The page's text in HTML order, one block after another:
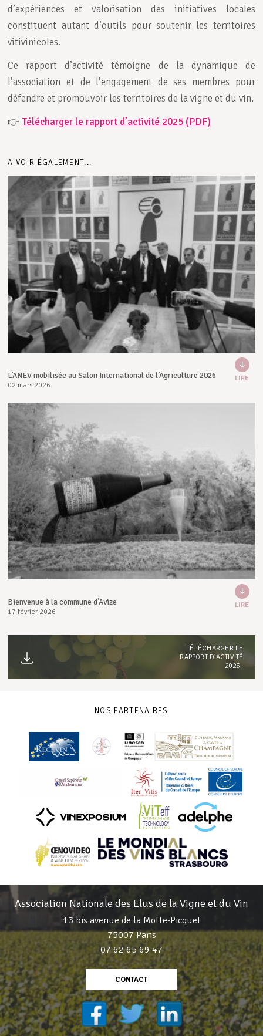
d’expériences et valorisation des initiatives locales
constituent autant d’outils pour soutenir les territoires
vitivinicoles.
Ce rapport d’activité témoigne de la dynamique de
l’association et de l’engagement de ses membres pour
défendre et promouvoir les territoires de la vigne et du vin.
👉Télécharger le rapport d’activité 2025 (PDF)
A VOIR ÉGALEMENT...
L’ANEV mobilisée au Salon International de l’Agriculture 2026
02 mars 2026
LIRE
Bienvenue à la commune d’Avize
17 février 2026
LIRE
TÉLÉCHARGER LE
RAPPORT D'ACTIVITÉ
2025 :
NOS PARTENAIRES
Association Nationale des Elus de la Vigne et du Vin
13 bis avenue de la Motte-Picquet
75007 Paris
07 62 65 69 47
CONTACT